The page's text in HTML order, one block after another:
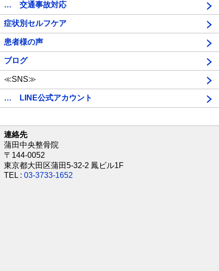
… 交通事故対応
症状別セルフケア
患者様の声
ブログ
≪SNS≫
… LINE公式アカウント
連絡先
蒲田中央整骨院
〒144-0052
東京都大田区蒲田5-32-2 鳳ビル1F
TEL : 03-3733-1652